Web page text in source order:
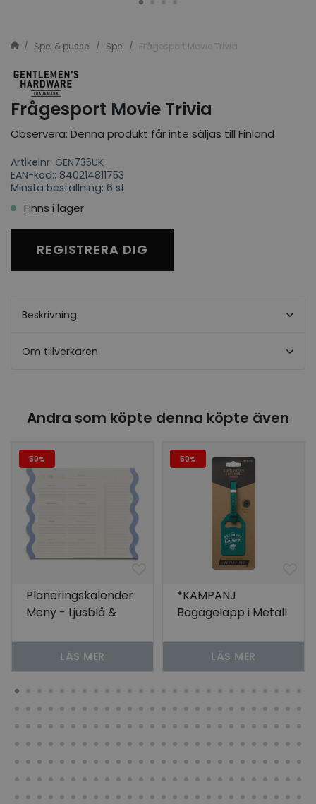
Spel & pussel Spel Frågesport Movie Trivia
Frågesport Movie Trivia
Observera: Denna produkt får inte säljas till Finland
Artikelnr: GEN735UK
EAN-kod:: 840214811753
Minsta beställning: 6 st
Finns i lager
REGISTRERA DIG
Beskrivning
Om tillverkaren
Andra som köpte denna köpte även
50%
Planeringskalender
Meny - Ljusblå &
LÄS MER
50%
*KAMPANJ
Bagagelapp i Metall
LÄS MER